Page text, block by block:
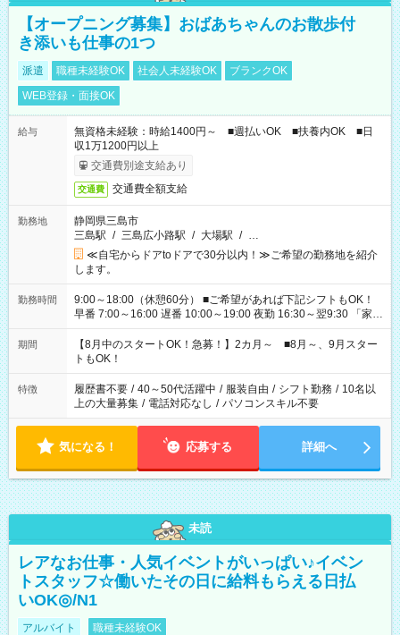
【オープニング募集】おばあちゃんのお散歩付
き添いも仕事の1つ
派遣 職種未経験OK 社会人未経験OK
ブランクOK
WEB登録・面接OK
給与
無資格未経験：時給1400円～ ■週払いOK ■扶養内OK ■日
収1万1200円以上
交通費別途支給あり
交通費 交通費全額支給
勤務地
静岡県三島市
三島駅 / 三島広小路駅 / 大場駅 / …
≪自宅からドアtoドアで30分以内！≫ご希望の勤務地を紹介
します。
勤務時間
9:00～18:00（休憩60分） ■ご希望があれば下記シフトもOK！
早番 7:00～16:00 遅番 10:00～19:00 夜勤 16:30～翌9:30 「家族
と休みを合わせたい」 「余裕を持って夕飯の準備がしたい」
「できれば残業はしたくない」 など、ご希望を教えてください
ね。 ※Wワーク希望の方へ 今ご覧のお仕事で希望する勤務時間
と、もう1つのお仕事の勤務時間。 合計で週40時間を超える場
合は応募できません。
期間
【8月中のスタートOK！急募！】2カ月～ ■8月～、9月スター
トもOK！
特徴 履歴書不要 / 40～50代活躍中 / 服装自由 / シフト勤務 / 10名以
上の大量募集 / 電話対応なし / パソコンスキル不要
気になる！ 応募する 詳細へ
未読
レアなお仕事・人気イベントがいっぱい♪イベン
トスタッフ☆働いたその日に給料もらえる日払
いOK◎/N1
アルバイト 職種未経験OK